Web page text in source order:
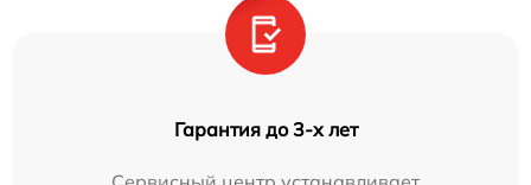
Гарантия до 3-х лет